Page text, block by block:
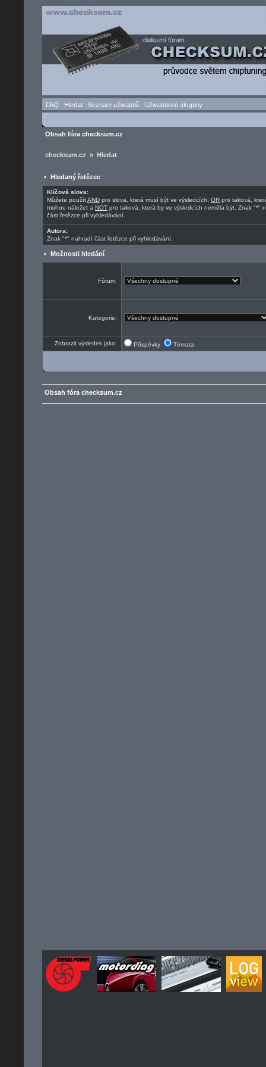
FAQ Hledat Seznam uživatelů Uživatelské skupiny
Obsah fóra checksum.cz
checksum.cz » Hledat
Hledaný řetězec
Klíčová slova:
Můžete použítAND pro slova, která musí být ve výsledcích, OR pro taková,
mohou náležet a NOT pro taková, která by ve výsledcích neměla být. Znak "*"
část řetězce při vyhledávání.
Autora:
Znak "*" nahradí část řetězce při vyhledávání.
Možnosti hledání
Fórum:
Kategorie:
Zobrazit výsledek jako: Příspěvky Témata
Obsah fóra checksum.cz